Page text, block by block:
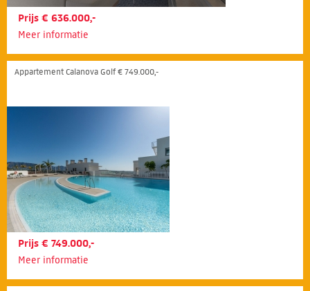
Prijs € 636.000,-
Meer informatie
Appartement Calanova Golf € 749.000,-
Prijs € 749.000,-
Meer informatie